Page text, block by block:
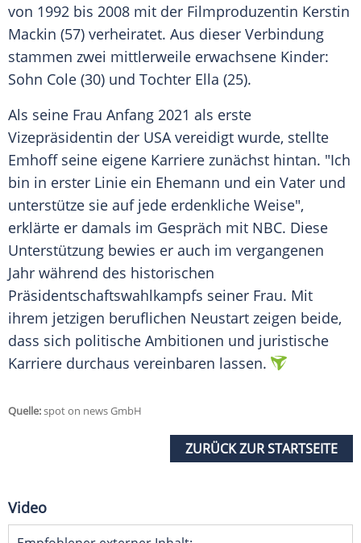
von 1992 bis 2008 mit der Filmproduzentin Kerstin
Mackin (57) verheiratet. Aus dieser Verbindung
stammen zwei mittlerweile erwachsene Kinder:
Sohn Cole (30) und Tochter Ella (25).
Als seine Frau Anfang 2021 als erste
Vizepräsidentin der USAvereidigt wurde, stellte
Emhoff seine eigene Karriere zunächst hintan. "Ich
bin in erster Linie ein Ehemann und ein Vater und
unterstütze sie auf jede erdenkliche Weise",
erklärte er damals im Gespräch mit NBC. Diese
Unterstützung bewies er auch im vergangenen
Jahr während des historischen
Präsidentschaftswahlkampfs seiner Frau. Mit
ihrem jetzigen beruflichen Neustart zeigen beide,
dass sich politische Ambitionen und juristische
Karriere durchaus vereinbaren lassen.
Quelle:spot on news GmbH
ZURÜCK ZUR STARTSEITE
Video